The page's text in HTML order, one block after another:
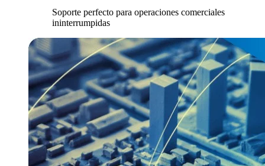
Soporte perfecto para operaciones comerciales
ininterrumpidas